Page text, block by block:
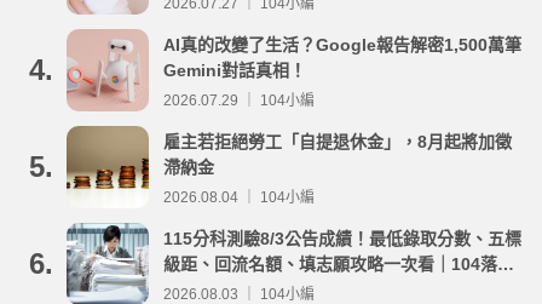
4.
AI真的改變了生活？Google報告解密1,500萬筆
Gemini對話真相！
2026.07.29 ｜ 104小編
5.
雇主若拒絕勞工「自提退休金」，8月起將加徵
滯納金
2026.08.04 ｜ 104小編
6.
115分科測驗8/3公告成績！最低錄取分數、五標
級距、回流名額、填志願攻略一次看｜104落點
分析
2026.08.03 ｜ 104小編